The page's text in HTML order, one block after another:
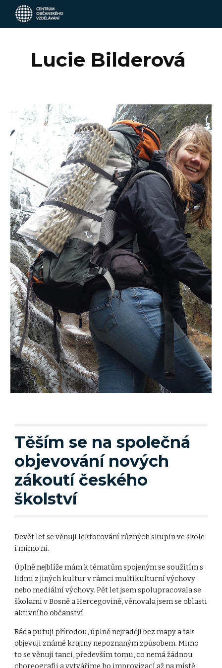
Skip to main content
Lucie Bilderová
Těším se na společná
objevování nových
zákoutí českého
školství
Devět let se věnuji lektorování různých skupin ve škole
i mimo ni.
Úplně nejblíže mám k tématům spojeným se soužitím s
lidmi z jiných kultur v rámci multikulturní výchovy
nebo mediální výchovy. Pět let jsem spolupracovala se
školami v Bosně a Hercegovině, věnovala jsem se oblasti
aktivního občanství.
Ráda putuji přírodou, úplně nejraději bez mapy a tak
objevuji známé krajiny nepoznaným způsobem. Mimo
to se věnuji tanci, především tomu, co nemá žádnou